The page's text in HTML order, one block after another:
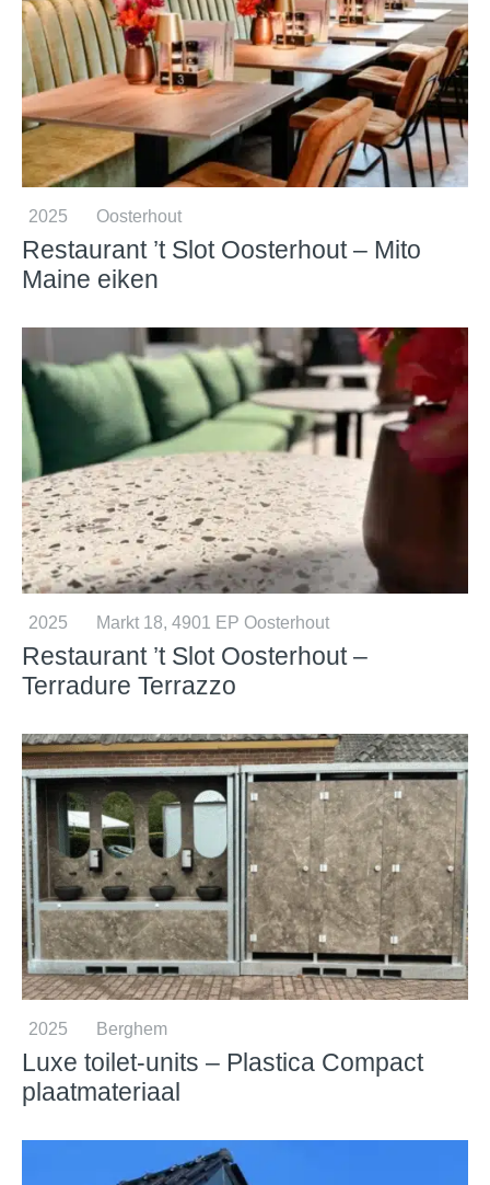
2025 Oosterhout
Restaurant ’t Slot Oosterhout – Mito
Maine eiken
2025 Markt 18, 4901 EP Oosterhout
Restaurant ’t Slot Oosterhout –
Terradure Terrazzo
2025 Berghem
Luxe toilet-units – Plastica Compact
plaatmateriaal